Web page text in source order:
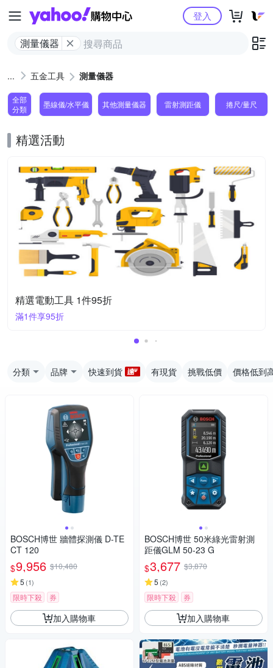
Yahoo購物中心
測量儀器
登入
五金工具 測量儀器
全部
分類
墨線儀/水平儀 其他測量儀器 雷射測距儀 捲尺/量尺
精選活動
精選電動工具 1件95折
滿1件享95折
分類 品牌 快速到貨 有現貨 挑戰低價 價格低到
BOSCH博世 牆體探測儀 D-TE
CT 120
$9,956 $10,480
5 (1)
限時下殺 券
加入購物車
BOSCH博世 50米綠光雷射測
距儀GLM 50-23 G
$3,677 $3,870
5 (2)
限時下殺 券
加入購物車